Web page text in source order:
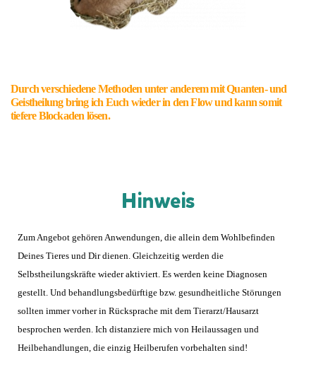
Durch verschiedene Methoden unter anderem mit Quanten- und
Geistheilung bring ich Euch wieder in den Flow und kann somit
tiefere Blockaden lösen.
Hinweis
Zum Angebot gehören Anwendungen, die allein dem Wohlbefinden
Deines Tieres und Dir dienen. Gleichzeitig werden die
Selbstheilungskräfte wieder aktiviert. Es werden keine Diagnosen
gestellt. Und behandlungsbedürftige bzw. gesundheitliche Störungen
sollten immer vorher in Rücksprache mit dem Tierarzt/Hausarzt
besprochen werden. Ich distanziere mich von Heilaussagen und
Heilbehandlungen, die einzig Heilberufen vorbehalten sind!